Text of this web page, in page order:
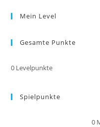
Mein Level
Gesamte Punkte
0 Levelpunkte
Spielpunkte
0